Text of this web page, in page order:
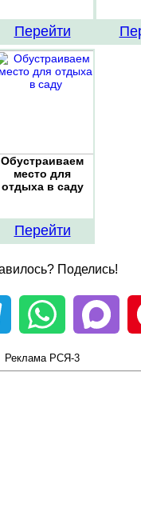
Перейти
Обустраиваем
место для
отдыха в саду
Перейти
Поделись!
Реклама РСЯ-3